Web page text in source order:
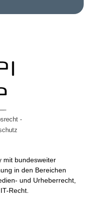
-
mit bundesweiter
in den Bereichen
und Urheberrecht,
Recht.